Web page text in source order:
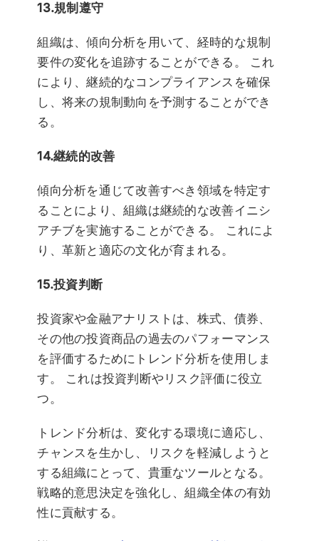
13.規制遵守
組織は、傾向分析を用いて、経時的な規制
要件の変化を追跡することができる。 これ
により、継続的なコンプライアンスを確保
し、将来の規制動向を予測することができ
る。
14.継続的改善
傾向分析を通じて改善すべき領域を特定す
ることにより、組織は継続的な改善イニシ
アチブを実施することができる。 これによ
り、革新と適応の文化が育まれる。
15.投資判断
投資家や金融アナリストは、株式、債券、
その他の投資商品の過去のパフォーマンス
を評価するためにトレンド分析を使用しま
す。 これは投資判断やリスク評価に役立
つ。
トレンド分析は、変化する環境に適応し、
チャンスを生かし、リスクを軽減しようと
する組織にとって、貴重なツールとなる。
戦略的意思決定を強化し、組織全体の有効
性に貢献する。